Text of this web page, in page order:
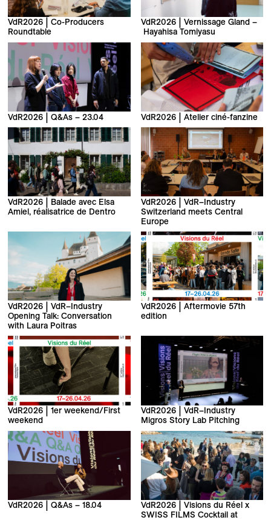
VdR2026 | Co-Producers
Roundtable
VdR2026 | Vernissage Gland –
Hayahisa Tomiyasu
VdR2026 | Q&As – 23.04 VdR2026 | Atelier ciné-fanzine
VdR2026 | Balade avec Elsa
Amiel, réalisatrice de Dentro
VdR2026 | VdR–Industry
Switzerland meets Central
Europe
VdR2026 | VdR–Industry
Opening Talk: Conversation
with Laura Poitras
VdR2026 | Aftermovie 57th
edition
VdR2026 | 1er weekend/First
weekend
VdR2026 | VdR–Industry
Migros Story Lab Pitching
VdR2026 | Q&As – 18.04
VdR2026 | Visions du Réel x
SWISS FILMS Cocktail at